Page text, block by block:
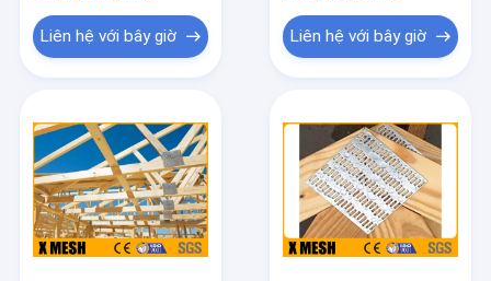
Liên hệ với bây giờ Liên hệ với bây giờ